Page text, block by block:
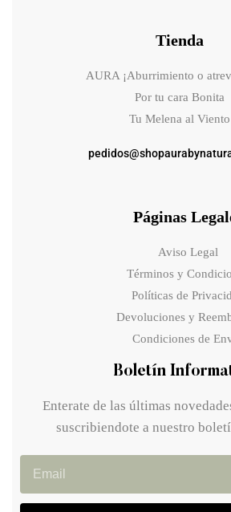
Tienda
AURA ¡Aburrimiento o
Por tu cara Bonita
Tu Melena al Viento
Páginas
Aviso Legal
Términos y
Políticas de
Devoluciones y
Condiciones de
Boletín
Enterate de las últimas
suscribiendote a nuestro